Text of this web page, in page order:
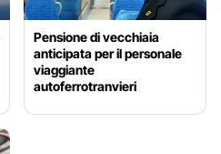
Pensione di vecchiaia
anticipata per il personale
viaggiante
autoferrotranvieri